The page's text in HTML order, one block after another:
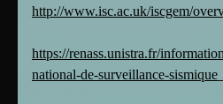
http://www.isc.ac.uk/iscgem/
https://renass.unistra.fr/
national-de-surveillance-sismique